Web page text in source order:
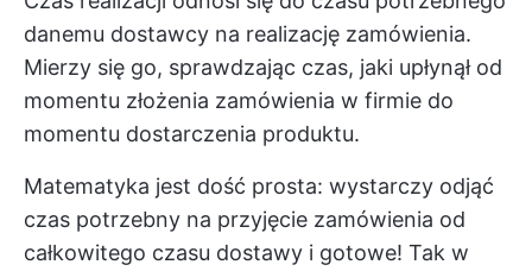
danemu dostawcy na realizację zamówienia.
Mierzy się go, sprawdzając czas, jaki upłynął od
momentu złożenia zamówienia w firmie do
momentu dostarczenia produktu.
Matematyka jest dość prosta: wystarczy odjąć
czas potrzebny na przyjęcie zamówienia od
całkowitego czasu dostawy i gotowe! Tak w